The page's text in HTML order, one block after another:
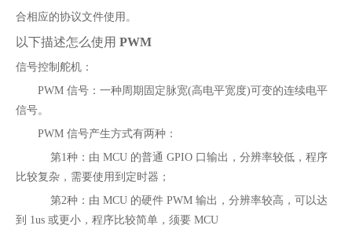
合相应的协议文件使用。
以下描述怎么使用 PWM
信号控制舵机：
PWM 信号：一种周期固定脉宽(高电平宽度)可变的连续电平
信号。
PWM 信号产生方式有两种：
第1种：由 MCU 的普通 GPIO 口输出，分辨率较低，程序
比较复杂，需要使用到定时器；
第2种：由 MCU 的硬件 PWM 输出，分辨率较高，可以达
到 1us 或更小，程序比较简单，须要 MCU